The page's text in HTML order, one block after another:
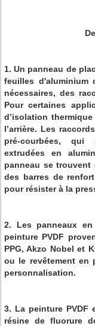
1. Un panneau de
feuilles d'aluminium
nécessaires, des
Pour certaines
d’isolation
l’arrière. Les
pré-courbées, qui
extrudées en
panneau se
des barres de
pour résister à la
2. Les panneaux
peinture PVDF
PPG, Akzo Nobel et
ou le revêtement en
personnalisation.
3. La peinture PVDF
résine de fluorure